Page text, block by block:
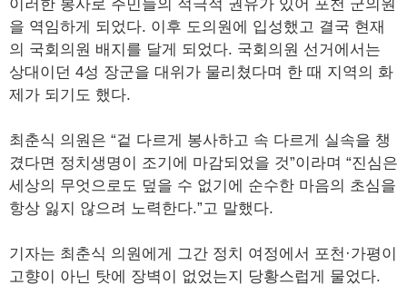
이러한 봉사로 주민들의 적극적 권유가 있어 포천 군의원
을 역임하게 되었다. 이후 도의원에 입성했고 결국 현재
의 국회의원 배지를 달게 되었다. 국회의원 선거에서는
상대이던 4성 장군을 대위가 물리쳤다며 한 때 지역의 화
제가 되기도 했다.
최춘식 의원은 “겉 다르게 봉사하고 속 다르게 실속을 챙
겼다면 정치생명이 조기에 마감되었을 것”이라며 “진심은
세상의 무엇으로도 덮을 수 없기에 순수한 마음의 초심을
항상 잃지 않으려 노력한다.”고 말했다.
기자는 최춘식 의원에게 그간 정치 여정에서 포천·가평이
고향이 아닌 탓에 장벽이 없었는지 당황스럽게 물었다.